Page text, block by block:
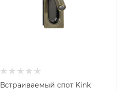
Встраиваемый спот Kink